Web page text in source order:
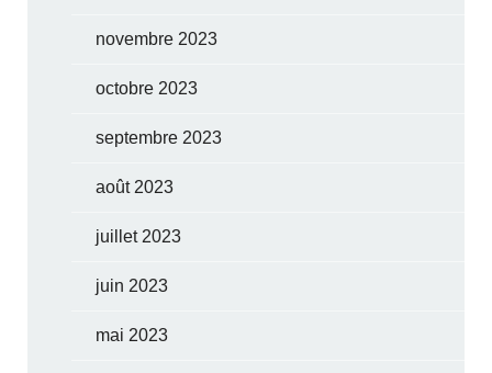
novembre 2023
octobre 2023
septembre 2023
août 2023
juillet 2023
juin 2023
mai 2023